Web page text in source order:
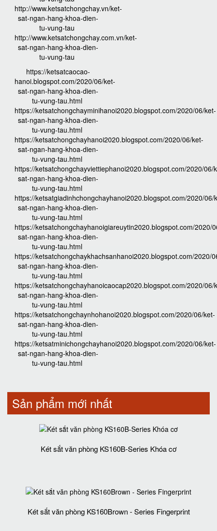
http://www.ketsatchongchay.vn/ket-
sat-ngan-hang-khoa-dien-
tu-vung-tau
http://www.ketsatchongchay.com.vn/ket-
sat-ngan-hang-khoa-dien-
tu-vung-tau
https://ketsatcaocao-
hanoi.blogspot.com/2020/06/ket-
sat-ngan-hang-khoa-dien-
tu-vung-tau.html
https://ketsatchongchayminihanoi2020.blogspot.com/2020/06/ket-
sat-ngan-hang-khoa-dien-
tu-vung-tau.html
https://ketsatchongchayhanoi2020.blogspot.com/2020/06/ket-
sat-ngan-hang-khoa-dien-
tu-vung-tau.html
https://ketsatchongchayviettiephanoi2020.blogspot.com/2020/06/
sat-ngan-hang-khoa-dien-
tu-vung-tau.html
https://ketsatgiadinhchongchayhanoi2020.blogspot.com/2020/06/
sat-ngan-hang-khoa-dien-
tu-vung-tau.html
https://ketsatchongchayhanoigiareuytin2020.blogspot.com/2020/
sat-ngan-hang-khoa-dien-
tu-vung-tau.html
https://ketsatchongchaykhachsanhanoi2020.blogspot.com/2020/
sat-ngan-hang-khoa-dien-
tu-vung-tau.html
https://ketsatchongchayhanoicaocap2020.blogspot.com/2020/06/
sat-ngan-hang-khoa-dien-
tu-vung-tau.html
https://ketsatchongchaynhohanoi2020.blogspot.com/2020/06/ket-
sat-ngan-hang-khoa-dien-
tu-vung-tau.html
https://ketsatminichongchayhanoi2020.blogspot.com/2020/06/ket-
sat-ngan-hang-khoa-dien-
tu-vung-tau.html
Sản phẩm mới nhất
Két sắt văn phòng KS160B-Series Khóa cơ
Két sắt văn phòng KS160Brown - Series Fingerprint